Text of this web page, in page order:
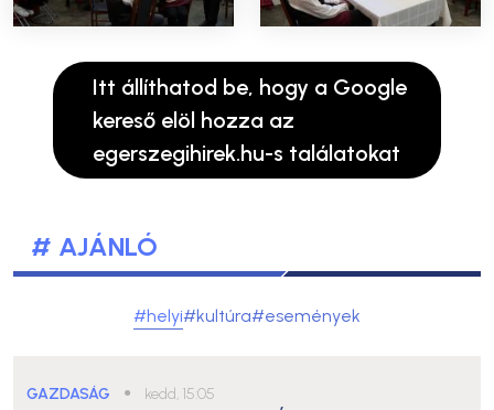
Itt állíthatod be, hogy a Google
kereső elöl hozza az
egerszegihirek.hu-s találatokat
# AJÁNLÓ
#helyi#kultúra#események
GAZDASÁG ● kedd, 15:05